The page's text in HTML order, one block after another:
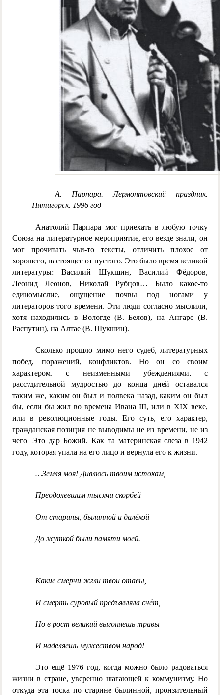
А. Парпара. Лермонтовский праздник.
Пятигорск. 1996 год
Анатолий Парпара мог приехать в любую точку
Союза на литературное мероприятие, его везде знали, он
мог прочитать чьи-то тексты, отличить плохое от
хорошего, настоящее от пустого. Это было время великой
литературы: Василий Шукшин, Василий Фёдоров,
Леонид Леонов, Николай Рубцов… Было какое-то
единомыслие, ощущение почвы под ногами у
литераторов того времени. Эти люди согласно мыслили,
хотя находились в Вологде (В. Белов), на Ангаре (В.
Распутин), на Алтае (В. Шукшин).
Сколько прошло мимо него судеб, литературных
побед, поражений, конфликтов. Но он со своим
характером, с неизменными убеждениями, с
рассудительной мудростью до конца дней оставался
таким же, каким он был и полвека назад, каким он был
бы, если бы жил во времена Ивана III, или в XIX веке,
или в революционные годы. Его суть, его характер,
гражданская позиция не выводимы не из времени, не из
чего. Это дар Божий. Как та материнская слеза в 1942
году, которая упала на его лицо и вернула его к жизни.
…Земля моя! Дивлюсь твоим истокам,
Преодолевшим тысячи скорбей
От старины, былинной и далёкой
До жуткой были памяти моей.
Какие смерчи жгли твои отавы,
И смерть суровый предъявляла счёт,
Но в рост великий выгоняешь травы
И наделяешь мужеством народ!
Это ещё 1976 год, когда можно было радоваться
жизни в стране, уверенно шагающей к коммунизму. Но
откуда эта тоска по старине былинной, пронзительный